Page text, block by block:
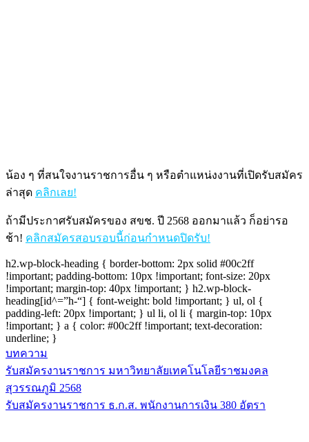
น้อง ๆ ที่สนใจงานราชการอื่น ๆ หรือตำแหน่งงานที่เปิดรับสมัคร
ล่าสุด คลิกเลย!
ถ้ามีประกาศรับสมัครของ สขช. ปี 2568 ออกมาแล้ว ก็อย่ารอ
ช้า! คลิกสมัครสอบรอบนี้ก่อนกำหนดปิดรับ!
h2.wp-block-heading { border-bottom: 2px solid #00c2ff
!important; padding-bottom: 10px !important; font-size: 20px
!important; margin-top: 40px !important; } h2.wp-block-
heading[id^=”h-“] { font-weight: bold !important; } ul, ol {
padding-left: 20px !important; } ul li, ol li { margin-top: 10px
!important; } a { color: #00c2ff !important; text-decoration:
underline; }
บทความ
แนะแนว
เรื่อง
รับสมัครงานราชการ มหาวิทยาลัยเทคโนโลยีราชมงคล
สุวรรณภูมิ 2568
รับสมัครงานราชการ ธ.ก.ส. พนักงานการเงิน 380 อัตรา